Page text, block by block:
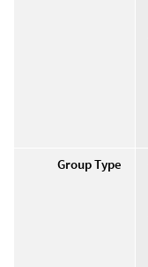
Group Type